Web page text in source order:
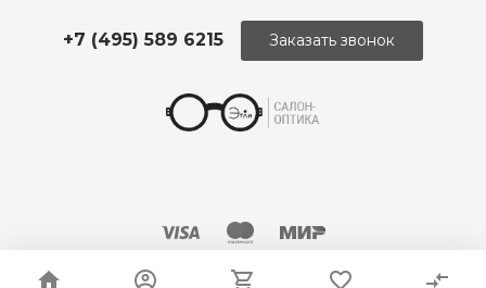
+7 (495) 589 6215 Заказать звонок